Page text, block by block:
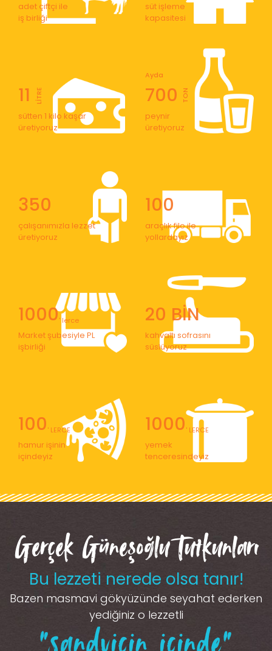
adet çiftçi ile
iş birliği
süt işleme
kapasitesi
11 LİTRE
sütten 1 kilo kaşar
üretiyoruz
700
Ayda
TON
peynir
üretiyoruz
350
çalışanımızla lezzet
üretiyoruz
100
araçlık filo ile
yollardayız
1000' lerce
Market şubesiyle PL
işbirliği
20 BİN
kahvaltı sofrasını
süslüyoruz
100' LERCE
hamur işinin
içindeyiz
1000' LERCE
yemek
tenceresindeyiz
Gerçek Güneşoğlu Tutkunları
Bu lezzeti nerede olsa tanır!
Bazen masmavi gökyüzünde seyahat ederken
yediğiniz o lezzetli